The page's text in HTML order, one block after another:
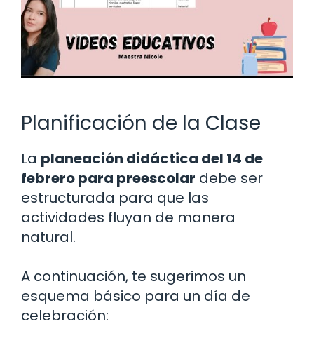
Planificación de la Clase
La planeación didáctica del 14 de
febrero para preescolar debe ser
estructurada para que las
actividades fluyan de manera
natural.
A continuación, te sugerimos un
esquema básico para un día de
celebración: